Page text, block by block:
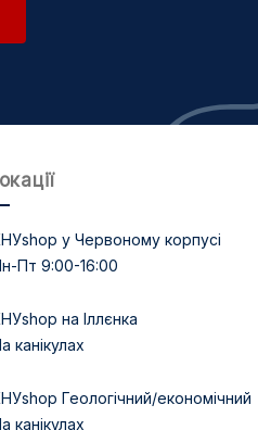
у Червоному корпусі
Пт 9:00-16:00
на Іллєнка
канікулах
Геологічний/економічний
канікулах